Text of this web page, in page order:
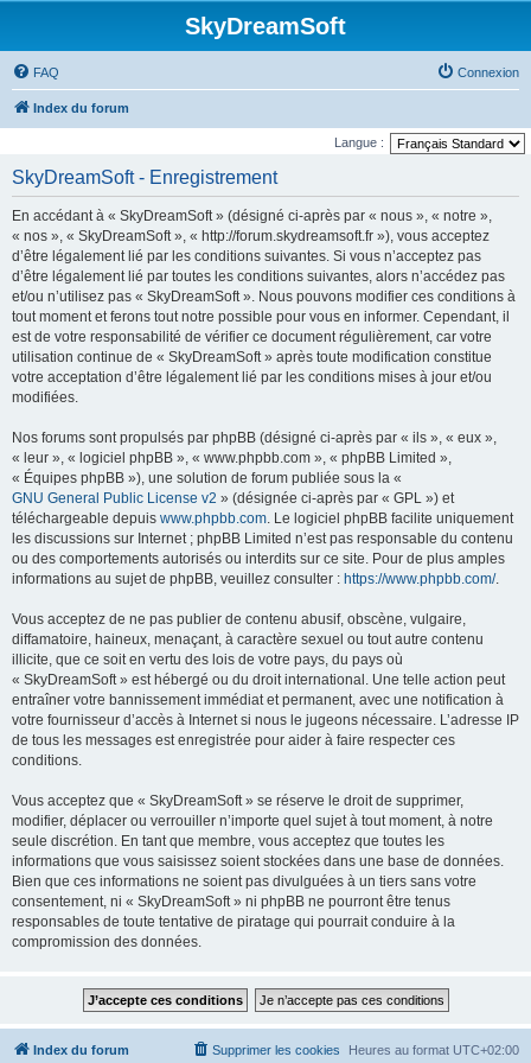
SkyDreamSoft
FAQ Connexion
Index du forum
Langue :
SkyDreamSoft - Enregistrement
En accédant à « SkyDreamSoft » (désigné ci-après par « nous », « notre »,
« nos », « SkyDreamSoft », « http://forum.skydreamsoft.fr »), vous acceptez
d’être légalement lié par les conditions suivantes. Si vous n’acceptez pas
d’être légalement lié par toutes les conditions suivantes, alors n’accédez pas
et/ou n’utilisez pas « SkyDreamSoft ». Nous pouvons modifier ces conditions à
tout moment et ferons tout notre possible pour vous en informer. Cependant, il
est de votre responsabilité de vérifier ce document régulièrement, car votre
utilisation continue de « SkyDreamSoft » après toute modification constitue
votre acceptation d’être légalement lié par les conditions mises à jour et/ou
modifiées.
Nos forums sont propulsés par phpBB (désigné ci-après par « ils », « eux »,
« leur », « logiciel phpBB », « www.phpbb.com », « phpBB Limited »,
« Équipes phpBB »), une solution de forum publiée sous la «
GNU General Public License v2 » (désignée ci-après par « GPL ») et
téléchargeable depuis www.phpbb.com. Le logiciel phpBB facilite uniquement
les discussions sur Internet ; phpBB Limited n’est pas responsable du contenu
ou des comportements autorisés ou interdits sur ce site. Pour de plus amples
informations au sujet de phpBB, veuillez consulter : https://www.phpbb.com/.
Vous acceptez de ne pas publier de contenu abusif, obscène, vulgaire,
diffamatoire, haineux, menaçant, à caractère sexuel ou tout autre contenu
illicite, que ce soit en vertu des lois de votre pays, du pays où
« SkyDreamSoft » est hébergé ou du droit international. Une telle action peut
entraîner votre bannissement immédiat et permanent, avec une notification à
votre fournisseur d’accès à Internet si nous le jugeons nécessaire. L’adresse IP
de tous les messages est enregistrée pour aider à faire respecter ces
conditions.
Vous acceptez que « SkyDreamSoft » se réserve le droit de supprimer,
modifier, déplacer ou verrouiller n’importe quel sujet à tout moment, à notre
seule discrétion. En tant que membre, vous acceptez que toutes les
informations que vous saisissez soient stockées dans une base de données.
Bien que ces informations ne soient pas divulguées à un tiers sans votre
consentement, ni « SkyDreamSoft » ni phpBB ne pourront être tenus
responsables de toute tentative de piratage qui pourrait conduire à la
compromission des données.
Index du forum Heures au format UTC+02:00
Supprimer les cookies